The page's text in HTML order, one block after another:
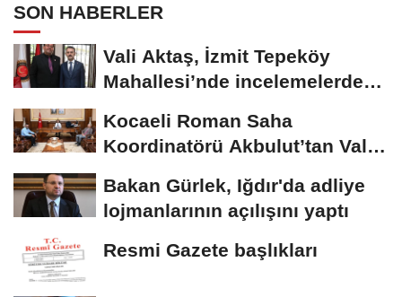
SON HABERLER
Vali Aktaş, İzmit Tepeköy
Mahallesi’nde incelemelerde
Kocaeli Roman Saha
Koordinatörü Akbulut’tan Vali
Bakan Gürlek, Iğdır'da adliye
lojmanlarının açılışını yaptı
Resmi Gazete başlıkları